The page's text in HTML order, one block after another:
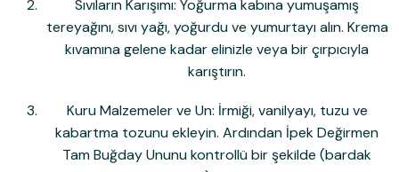
Sıvıların Karışımı: Yoğurma kabına yumuşamış
tereyağını, sıvı yağı, yoğurdu ve yumurtayı alın. Krema
kıvamına gelene kadar elinizle veya bir çırpıcıyla
karıştırın.
Kuru Malzemeler ve Un: İrmiği, vanilyayı, tuzu ve
kabartma tozunu ekleyin. Ardından İpek Değirmen
Tam Buğday Ununu kontrollü bir şekilde (bardak